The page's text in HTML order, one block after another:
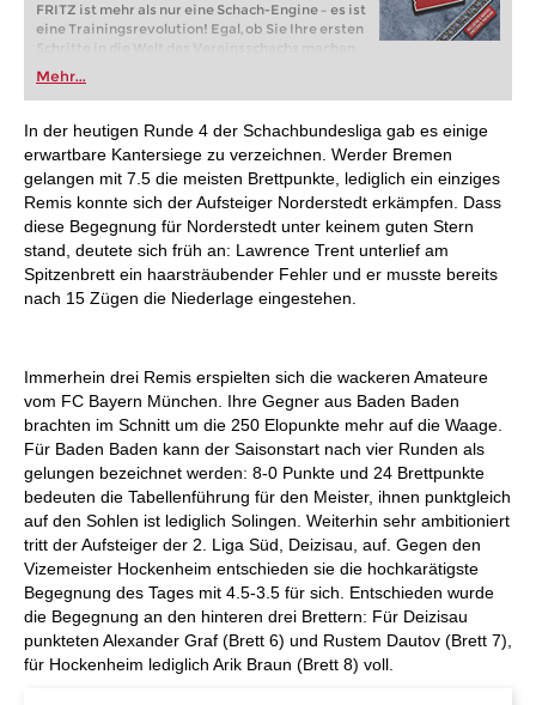
FRITZ ist mehr als nur eine Schach-Engine – es ist
eine Trainingsrevolution! Egal, ob Sie Ihre ersten
Schritte in die Welt des Vereinsschachs machen
oder bereits auf Turnierniveau spielen: Mit
FRITZ trainieren Sie effizienter, intelligenter und
individueller als je zuvor.
Mehr...
In der heutigen Runde 4 der Schachbundesliga gab es einige
erwartbare Kantersiege zu verzeichnen. Werder Bremen
gelangen mit 7.5 die meisten Brettpunkte, lediglich ein einziges
Remis konnte sich der Aufsteiger Norderstedt erkämpfen. Dass
diese Begegnung für Norderstedt unter keinem guten Stern
stand, deutete sich früh an: Lawrence Trent unterlief am
Spitzenbrett ein haarsträubender Fehler und er musste bereits
nach 15 Zügen die Niederlage eingestehen.
Immerhein drei Remis erspielten sich die wackeren Amateure
vom FC Bayern München. Ihre Gegner aus Baden Baden
brachten im Schnitt um die 250 Elopunkte mehr auf die Waage.
Für Baden Baden kann der Saisonstart nach vier Runden als
gelungen bezeichnet werden: 8-0 Punkte und 24 Brettpunkte
bedeuten die Tabellenführung für den Meister, ihnen punktgleich
auf den Sohlen ist lediglich Solingen. Weiterhin sehr ambitioniert
tritt der Aufsteiger der 2. Liga Süd, Deizisau, auf. Gegen den
Vizemeister Hockenheim entschieden sie die hochkarätigste
Begegnung des Tages mit 4.5-3.5 für sich. Entschieden wurde
die Begegnung an den hinteren drei Brettern: Für Deizisau
punkteten Alexander Graf (Brett 6) und Rustem Dautov (Brett 7),
für Hockenheim lediglich Arik Braun (Brett 8) voll.